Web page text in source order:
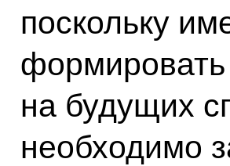
поскольку
на будущих
необходимо